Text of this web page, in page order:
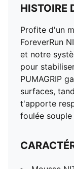
Poids : 245g
textile, semelle
HISTOIRE
Profite d'un
ForeverRun
et notre
pour
PUMAGRIP
surfaces,
t'apporte
foulée